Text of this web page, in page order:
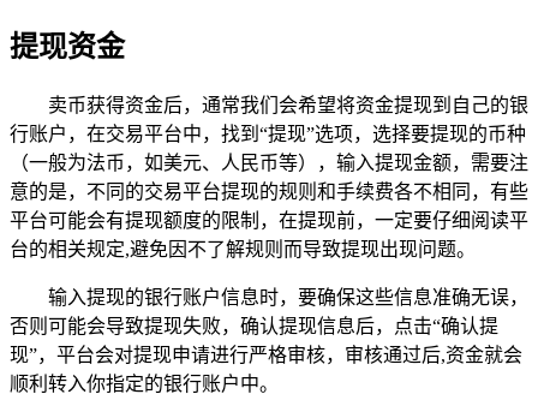
提现资金
卖币获得资金后，通常我们会希望将资金提现到自己的银
行账户，在交易平台中，找到“提现”选项，选择要提现的币种
（一般为法币，如美元、人民币等），输入提现金额，需要注
意的是，不同的交易平台提现的规则和手续费各不相同，有些
平台可能会有提现额度的限制，在提现前，一定要仔细阅读平
台的相关规定,避免因不了解规则而导致提现出现问题。
输入提现的银行账户信息时，要确保这些信息准确无误，
否则可能会导致提现失败，确认提现信息后，点击“确认提
现”，平台会对提现申请进行严格审核，审核通过后,资金就会
顺利转入你指定的银行账户中。